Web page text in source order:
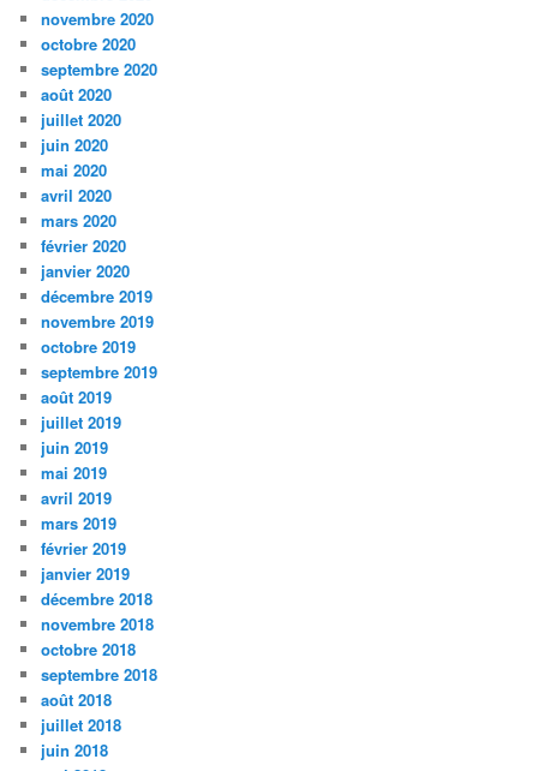
novembre 2020
octobre 2020
septembre 2020
août 2020
juillet 2020
juin 2020
mai 2020
avril 2020
mars 2020
février 2020
janvier 2020
décembre 2019
novembre 2019
octobre 2019
septembre 2019
août 2019
juillet 2019
juin 2019
mai 2019
avril 2019
mars 2019
février 2019
janvier 2019
décembre 2018
novembre 2018
octobre 2018
septembre 2018
août 2018
juillet 2018
juin 2018